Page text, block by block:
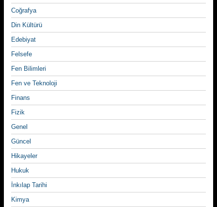
Coğrafya
Din Kültürü
Edebiyat
Felsefe
Fen Bilimleri
Fen ve Teknoloji
Finans
Fizik
Genel
Güncel
Hikayeler
Hukuk
İnkılap Tarihi
Kimya